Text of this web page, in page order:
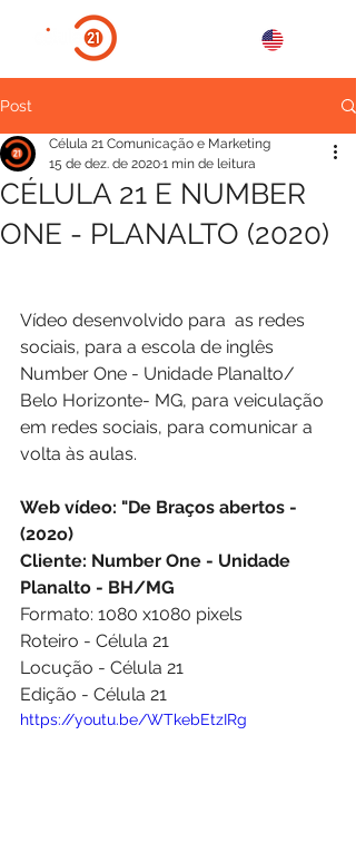
Post
CÉLULA 21 E NUMBER
ONE - PLANALTO (2020)
Célula 21 Comunicação e Marketing
15 de dez. de 20201 min de leitura
Vídeo desenvolvido para  as redes
sociais, para a escola de inglês
Number One - Unidade Planalto/
Belo Horizonte- MG, para veiculação
em redes sociais, para comunicar a
volta às aulas.
Web vídeo: "De Braços abertos -
(202o)
Cliente: Number One - Unidade
Planalto - BH/MG
Formato: 1080 x1080 pixels
Roteiro - Célula 21
Locução - Célula 21
Edição - Célula 21
https://youtu.be/WTkebEtzIRg